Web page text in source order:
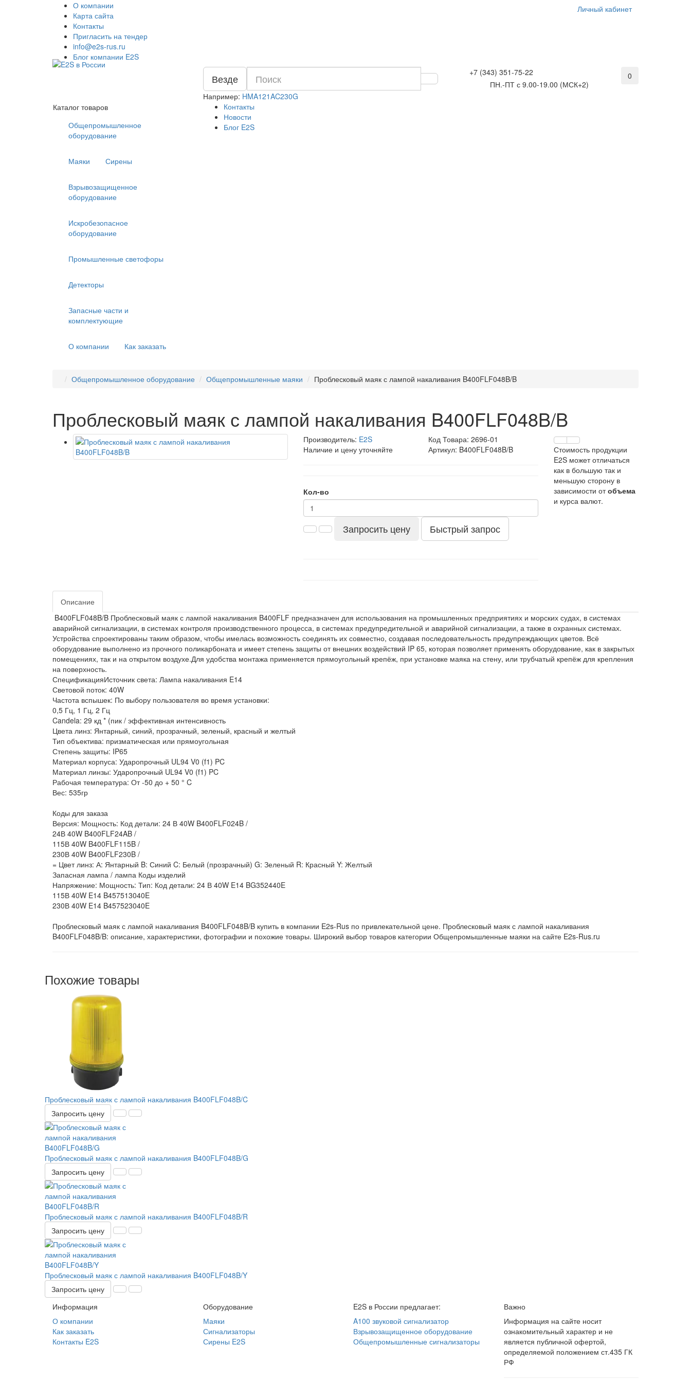
Личный кабинет
О компании
Карта сайта
Контакты
Пригласить на тендер
info@e2s-rus.ru
Блог компании E2S
+7 (343) 351-75-22
ПН.-ПТ с 9.00-19.00 (МСК+2)
0
Везде
Например: HMA121AC230G
Контакты
Новости
Блог E2S
Каталог товаров
Общепромышленное
оборудование
Маяки Сирены
Взрывозащищенное
оборудование
Искробезопасное
оборудование
Промышленные светофоры
Детекторы
Запасные части и
комплектующие
О компании Как заказать
Общепромышленное оборудование Общепромышленные маяки Проблесковый маяк с лампой накаливания B400FLF048B/B
Проблесковый маяк с лампой накаливания B400FLF048B/B
Производитель: E2S Код Товара:2696-01
Наличие и цену уточняйте
Артикул: B400FLF048B/B
Кол-во
Запросить цену Быстрый запрос
Стоимость продукции
E2S может отличаться
как в большую так и
меньшую сторону в
зависимости отобъема
и курса валют.
Описание
B400FLF048B/B Проблесковый маяк с лампой накаливания B400FLF предназначен для использования на промышленных предприятиях и морских судах, в системах
аварийной сигнализации, в системах контроля производственного процесса, в системах предупредительной и аварийной сигнализации, а также в охранных системах.
Устройства спроектированы таким образом, чтобы имелась возможность соединять их совместно, создавая последовательность предупреждающих цветов. Всё
оборудование выполнено из прочного поликарбоната и имеет степень защиты от внешних воздействий IP 65, которая позволяет применять оборудование, как в закрытых
помещениях, так и на открытом воздухе.Для удобства монтажа применяется прямоугольный крепёж, при установке маяка на стену, или трубчатый крепёж для крепления
на поверхность.
СпецификацияИсточник света: Лампа накаливания E14
Световой поток: 40W
Частота вспышек: По выбору пользователя во время установки:
0,5 Гц, 1 Гц, 2 Гц
Candela: 29 кд * (пик / эффективная интенсивность
Цвета линз: Янтарный, синий, прозрачный, зеленый, красный и желтый
Тип объектива: призматическая или прямоугольная
Степень защиты: IP65
Материал корпуса: Ударопрочный UL94 V0 (f1) PC
Материал линзы: Ударопрочный UL94 V0 (f1) PC
Рабочая температура: От -50 до + 50 ° C
Вес: 535гр
Коды для заказа
Версия: Мощность: Код детали: 24 В 40W B400FLF024B /
24В 40W B400FLF24AB /
115В 40W B400FLF115B /
230В 40W B400FLF230B /
= Цвет линз: А: Янтарный B: Синий C: Белый (прозрачный) G: Зеленый R: Красный Y: Желтый
Запасная лампа / лампа Коды изделий
Напряжение: Мощность: Тип: Код детали: 24 В 40W E14 BG352440E
115В 40W E14 B457513040E
230В 40W E14 B457523040E
Проблесковый маяк с лампой накаливания B400FLF048B/B купить в компании E2s-Rus по привлекательной цене. Проблесковый маяк с лампой накаливания
B400FLF048B/B: описание, характеристики, фотографии и похожие товары. Широкий выбор товаров категории Общепромышленные маяки на сайте E2s-Rus.ru
Похожие товары
Проблесковый маяк с лампой накаливания B400FLF048B/C
Запросить цену
Проблесковый маяк с лампой накаливания B400FLF048B/G
Запросить цену
Проблесковый маяк с лампой накаливания B400FLF048B/R
Запросить цену
Проблесковый маяк с лампой накаливания B400FLF048B/Y
Запросить цену
Информация
О компании
Как заказать
Контакты E2S
Оборудование
Маяки
Сигнализаторы
Сирены E2S
E2S в России предлагает:
A100 звуковой сигнализатор
Взрывозащищенное оборудование
Общепромышленные сигнализаторы
Важно
Информация на сайте носит
ознакомительный характер и не
является публичной офертой,
определяемой положением ст.435 ГК
РФ